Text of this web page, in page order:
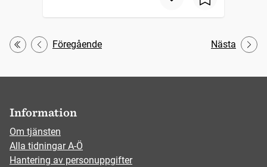
Första
Föregående Nästa
Information
Om tjänsten
Alla tidningar A-Ö
Hantering av personuppgifter